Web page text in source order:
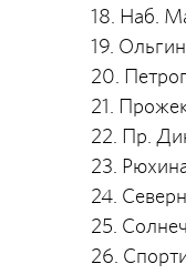
18. Наб.
19.
20.
21.
22. Пр.
23.
24.
25.
26.